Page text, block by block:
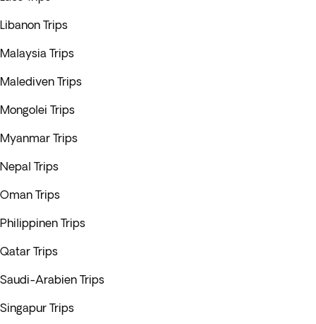
Libanon Trips
Malaysia Trips
Malediven Trips
Mongolei Trips
Myanmar Trips
Nepal Trips
Oman Trips
Philippinen Trips
Qatar Trips
Saudi-Arabien Trips
Singapur Trips